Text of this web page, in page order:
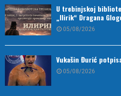
U trebinjskoj
„Ilirik“ Dragana
05/08/2026
Vukašin Đurić
05/08/2026